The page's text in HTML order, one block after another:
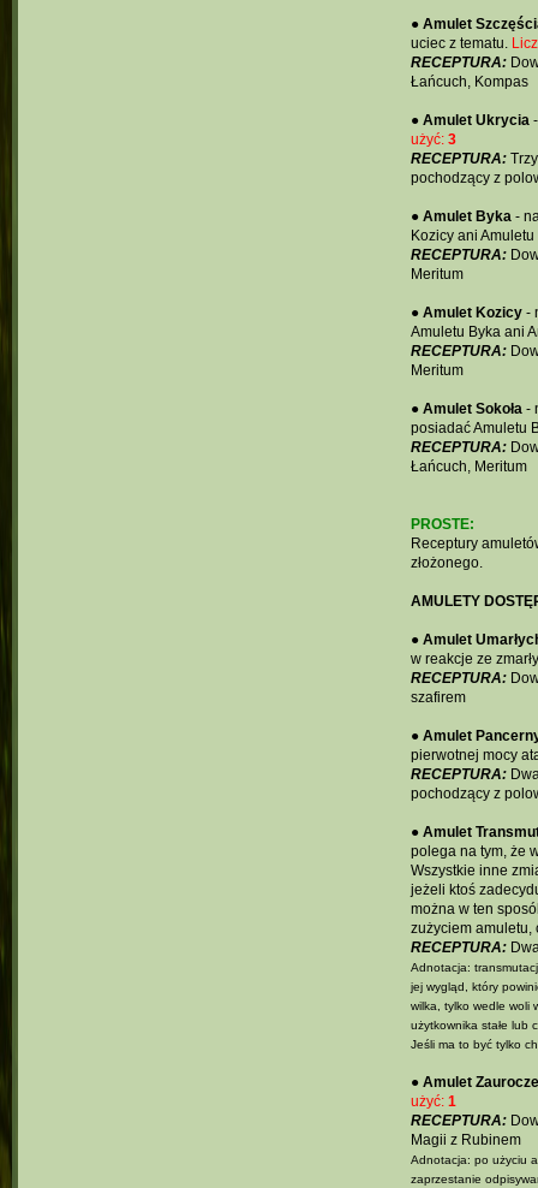
● Amulet
uciec z tematu.
RECEPTURA:
Łańcuch, Kompas
● Amulet Ukrycia-
użyć: 3
RECEPTURA:
pochodzący z
● Amulet Byka-
Kozicy ani Amuletu
RECEPTURA:
Meritum
● Amulet Kozicy-
Amuletu Byka ani
RECEPTURA:
Meritum
● Amulet Sokoła-
posiadać Amuletu
RECEPTURA:
Łańcuch, Meritum
PROSTE:
Receptury
złożonego.
AMULETY
● Amulet
w reakcje ze
RECEPTURA:
szafirem
● Amulet
pierwotnej mocy
RECEPTURA:
pochodzący z
● Amulet
polega na tym, że
Wszystkie inne
jeżeli ktoś
można w ten
zużyciem amuletu,
RECEPTURA:
Adnotacja:
jej wygląd, który
wilka, tylko wedle woli
użytkownika stałe lub
Jeśli ma to być tylko
● Amulet
użyć: 1
RECEPTURA:
Magii z Rubinem
Adnotacja: po użyciu
zaprzestanie